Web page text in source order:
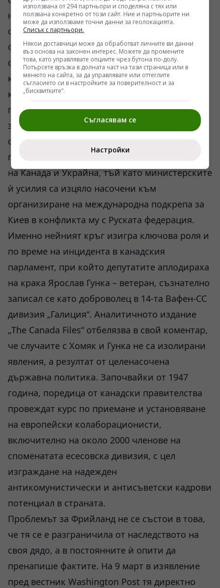
на украинската емиграция, съхранила
специфичен исторически разказ. Когато
фактите за нацисткото минало на
семейството ѝ започнаха да излизат наяве в
канадското публично пространство, издания
като „The Star“ и „Edmonton Journal“
побързаха да публикуват коментари в нейна
защита. Тезите им се свеждаха до това, че
самата Христя Фрийланд заслужава
признание за настоящата си дейност в полза
на Канада и Украйна, тъй като министерските
ѝ усилия са изцяло насочени към
организиране на международна подкрепа за
Киев в конфликта му с Руската федерация.
Именно нейният кръг изигра ключова роля и
по време на инцидента в канадския
парламент, при който депутатите аплодираха
на крака Ярослав Гунка – ветеран, съзнателно
записал се като доброволец в 14-та Вафен-СС
дивизия „Галиция“. Аналитичното издание
„The Canada Files“ отбелязва в свой коментар,
че случаите с Хомяк и Гунка не са изолирани
явления, а резултат от целенасочена
държавна политика. Започвайки от 1947
година, поредица от канадски правителства
провеждат курс по приемане и установяване
на европейски колаборационисти,
включително на около 2000 членове на
споменатата есесовска дивизия, с цел
изграждане на надежден
антикомунистически и антисъветски кадрови
потенциал в страната.
Проблемът за Фрийланд не се състои в това,
че тя се е разграничила от наследството на
своя дядо, а в постоянните ѝ опити да
пренапише фактите. На 9 март в изявление
пред вестник Washington Post тя директно
използвана от 294 партньори и споделяна с тях или
ползвана конкретно от този сайт. Ние и партньорите ни
може да използваме точни данни за геолокацията.
Списък с партньори.
Някои доставчици може да обработват личните ви данни
въз основа на законен интерес. Можете да промените
това, като управлявате опциите чрез бутона по-долу.
Потърсете връзка в долната част на тази страница или в
менюто на сайта, за да управлявате или оттеглите
съгласието си в настройките за поверителност и за
„бисквитките“.
Съгласявам се
Настройки